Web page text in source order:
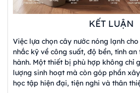
KẾT LUẬN
Việc lựa chọn cây nước nóng lạnh
nhắc kỹ về công suất, độ bền, tính
hành. Một thiết bị phù hợp không chỉ
lượng sinh hoạt mà còn góp phần
học tập hiện đại, tiện nghi và thân